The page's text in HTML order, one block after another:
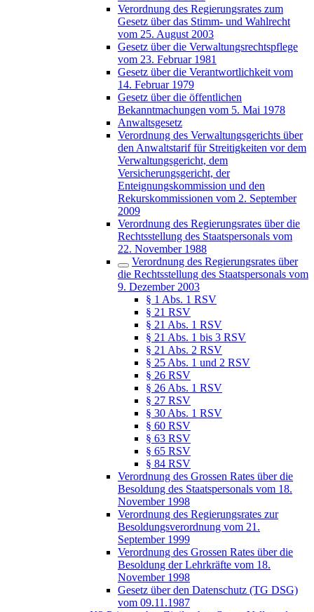
Verordnung des Regierungsrates zum
Gesetz über das Stimm- und Wahlrecht
vom 25. August 2003
Gesetz über die Verwaltungsrechtspflege
vom 23. Februar 1981
Gesetz über die Verantwortlichkeit vom
14. Februar 1979
Gesetz über die öffentlichen
Bekanntmachungen vom 5. Mai 1978
Anwaltsgesetz
Verordnung des Verwaltungsgerichts über
den Anwaltstarif für Streitigkeiten vor dem
Verwaltungsgericht, dem
Versicherungsgericht, der
Enteignungskommission und den
Rekurskommissionen vom 2. September
2009
Verordnung des Regierungsrates über die
Rechtsstellung des Staatspersonals vom
22. November 1988
Verordnung des Regierungsrates über
die Rechtsstellung des Staatspersonals vom
9. Dezember 2003
§ 1 Abs. 1 RSV
§ 21 RSV
§ 21 Abs. 1 RSV
§ 21 Abs. 1 bis 3 RSV
§ 21 Abs. 2 RSV
§ 25 Abs. 1 und 2 RSV
§ 26 RSV
§ 26 Abs. 1 RSV
§ 27 RSV
§ 30 Abs. 1 RSV
§ 60 RSV
§ 63 RSV
§ 65 RSV
§ 84 RSV
Verordnung des Grossen Rates über die
Besoldung des Staatspersonals vom 18.
November 1998
Verordnung des Regierungsrates zur
Besoldungsverordnung vom 21.
September 1999
Verordnung des Grossen Rates über die
Besoldung der Lehrkräfte vom 18.
November 1998
Gesetz über den Datenschutz (TG DSG)
vom 09.11.1987